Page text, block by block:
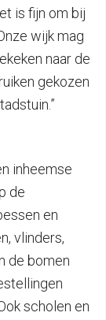
is fijn om bij
wijk mag
naar de
gekozen
inheemse
de
en
vlinders,
de bomen
scholen en